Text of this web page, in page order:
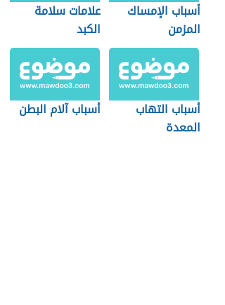
أسباب الإمساك
المزمن
علامات سلامة
الكبد
أسباب التهاب
المعدة
أسباب آلام البطن